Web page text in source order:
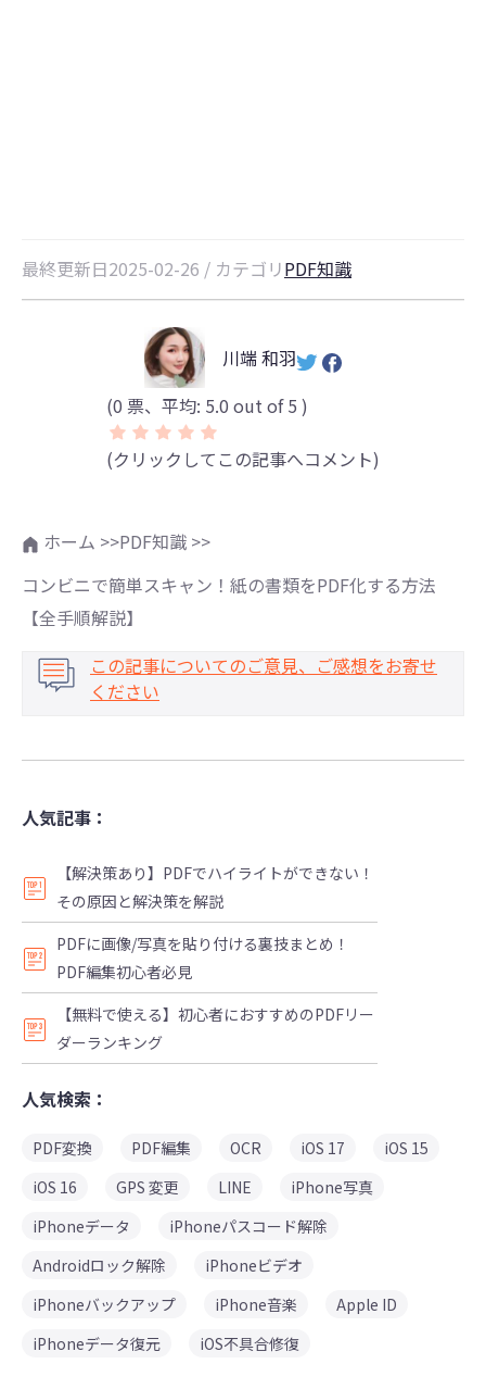
最終更新日2025-02-26 / カテゴリPDF知識
川端 和羽
(0 票、平均: 5.0 out of 5 )
(クリックしてこの記事へコメント)
ホーム >>PDF知識 >>
コンビニで簡単スキャン！紙の書類をPDF化する方法
【全手順解説】
この記事についてのご意見、ご感想をお寄せ
ください
人気記事：
【解決策あり】PDFでハイライトができない！
その原因と解決策を解説
PDFに画像/写真を貼り付ける裏技まとめ！
PDF編集初心者必見
【無料で使える】初心者におすすめのPDFリー
ダーランキング
人気検索：
PDF変換 PDF編集 OCR iOS 17
iOS 15
iOS 16
GPS 変更 LINE
iPhone写真
iPhoneデータ
iPhoneパスコード解除
Androidロック解除
iPhoneビデオ
iPhoneバックアップ
iPhone音楽
Apple ID
iPhoneデータ復元
iOS不具合修復